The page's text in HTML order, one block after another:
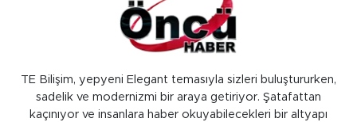
TE Bilişim, yepyeni Elegant temasıyla sizleri buluştururken,
sadelik ve modernizmi bir araya getiriyor. Şatafattan
kaçınıyor ve insanlara haber okuyabilecekleri bir altyapı